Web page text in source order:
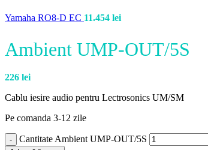
Yamaha RO8-D EC 11.454 lei
Ambient UMP-OUT/5S
226 lei
Cablu iesire audio pentru Lectrosonics UM/SM
Pe comanda 3-12 zile
Cantitate Ambient UMP-OUT/5S